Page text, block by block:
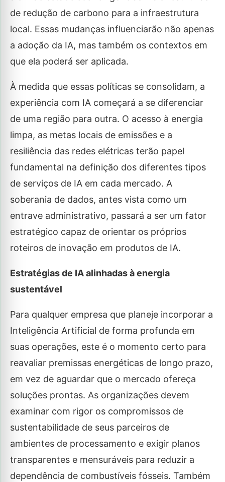
de redução de carbono para a infraestrutura
local. Essas mudanças influenciarão não apenas
a adoção da IA, mas também os contextos em
que ela poderá ser aplicada.
À medida que essas políticas se consolidam, a
experiência com IA começará a se diferenciar
de uma região para outra. O acesso à energia
limpa, as metas locais de emissões e a
resiliência das redes elétricas terão papel
fundamental na definição dos diferentes tipos
de serviços de IA em cada mercado. A
soberania de dados, antes vista como um
entrave administrativo, passará a ser um fator
estratégico capaz de orientar os próprios
roteiros de inovação em produtos de IA.
Estratégias de IA alinhadas à energia
sustentável
Para qualquer empresa que planeje incorporar a
Inteligência Artificial de forma profunda em
suas operações, este é o momento certo para
reavaliar premissas energéticas de longo prazo,
em vez de aguardar que o mercado ofereça
soluções prontas. As organizações devem
examinar com rigor os compromissos de
sustentabilidade de seus parceiros de
ambientes de processamento e exigir planos
transparentes e mensuráveis para reduzir a
dependência de combustíveis fósseis. Também